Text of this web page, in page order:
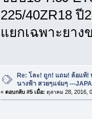
225/40ZR18 ปี
แยกเฉพาะยาง
Re: โละ! ถูก! แถม! ล้อแท้!
นางฟ้า สวยๆแจ่มๆ ---
« ตอบกลับ #5 เมื่อ: ตุลาคม 28, 2016,